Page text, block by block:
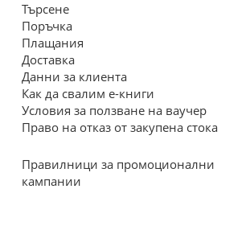
Търсене
Поръчка
Плащания
Доставка
Данни за клиента
Как да свалим е-книги
Условия за ползване на ваучер
Право на отказ от закупена стока
Правилници за промоционални
кампании